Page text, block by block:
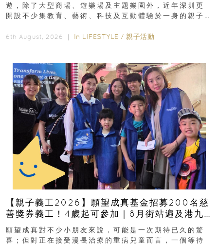
遊，除了大型商場、遊樂場及主題樂園外，近年深圳更
開設不少集教育、藝術、科技及互動體驗於一身的親子
6th August, 2026 ｜ In LIFESTYLE / 親子活動
【親子義工2026】願望成真基金招募200名慈
善獎券義工！4歲起可參加｜8月街站遍及港九
新界
願望成真對不少小朋友來說，可能是一次期待已久的驚
喜；但對正在接受漫長治療的重病兒童而言，一個等待